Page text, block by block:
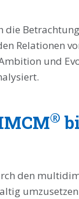
Relationen
und
®
den